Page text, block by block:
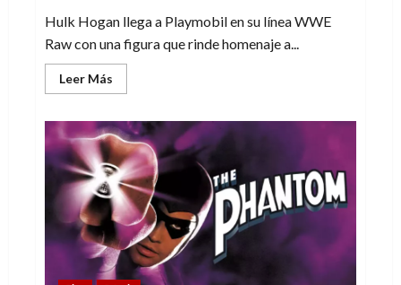
Hulk Hogan llega a Playmobil en su línea WWE
Raw con una figura que rinde homenaje a...
Leer Más
más
Hulk
Hogan
en
Playmobil:
un
homenaje
a
una
leyenda
de
la
WWE